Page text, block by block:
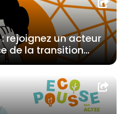
: rejoignez un acteur
de la transition